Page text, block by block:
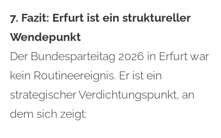
7. Fazit: Erfurt ist ein struktureller
Wendepunkt
Der Bundesparteitag 2026 in Erfurt war
kein Routineereignis. Er ist ein
strategischer Verdichtungspunkt, an
dem sich zeigt: